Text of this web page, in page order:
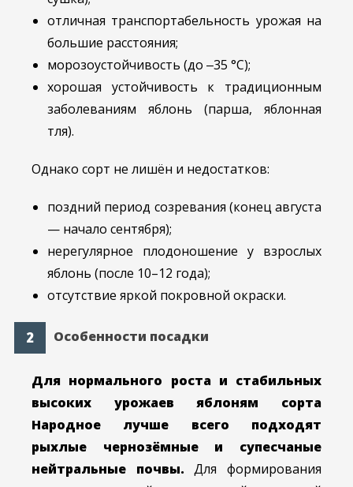
отличная транспортабельность урожая на
большие расстояния;
морозоустойчивость (до ‒35 °C);
хорошая устойчивость к традиционным
заболеваниям яблонь (парша, яблонная
тля).
Однако сорт не лишён и недостатков:
поздний период созревания (конец августа
— начало сентября);
нерегулярное плодоношение у взрослых
яблонь (после 10–12 года);
отсутствие яркой покровной окраски.
Особенности посадки
Для нормального роста и стабильных
высоких урожаев яблоням сорта
Народное лучше всего подходят
рыхлые чернозёмные и супесчаные
нейтральные почвы. Для формирования